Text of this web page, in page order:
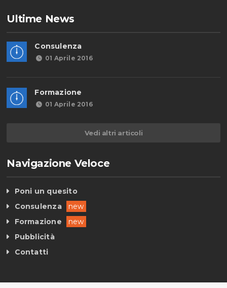
Ultime News
Consulenza
01 Aprile 2016
Formazione
01 Aprile 2016
Vedi altri articoli
Navigazione Veloce
Poni un quesito
Consulenza
new
Formazione
new
Pubblicità
Contatti